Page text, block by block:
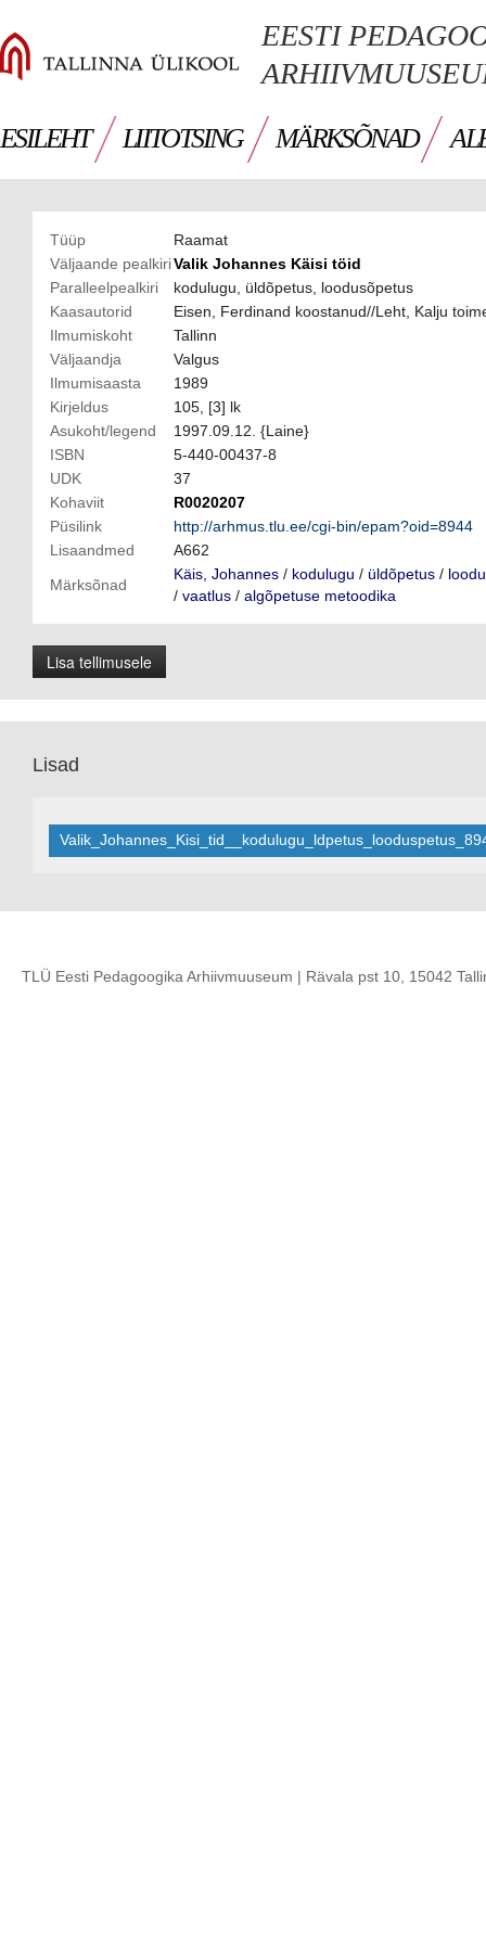
EESTI
ESILEHT LIITOTSING MÄRKSÕNAD
Tüüp
Raamat
Väljaande pealkiriValik Johannes Käisi töid
Paralleelpealkiri
kodulugu, üldõpetus, loodusõpetus
Kaasautorid
Eisen, Ferdinand koostanud//Leht, Kalju
Ilmumiskoht
Tallinn
Väljaandja
Valgus
Ilmumisaasta
1989
Kirjeldus
105, [3] lk
Asukoht/legend
1997.09.12. {Laine}
ISBN
5-440-00437-8
UDK
37
Kohaviit
R0020207
Püsilink
http://arhmus.tlu.ee/cgi-bin/epam?oid=8944
Lisaandmed
A662
Märksõnad
Käis, Johannes / kodulugu / üldõpetus /
/ vaatlus / algõpetuse metoodika
Lisa tellimusele
Lisad
TLÜ Eesti Pedagoogika Arhiivmuuseum | Rävala pst 10, 15042